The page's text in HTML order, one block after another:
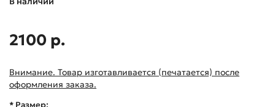
2100 р.
Внимание. Товар изготавливается (печатается) после
оформления заказа.
* Размер: